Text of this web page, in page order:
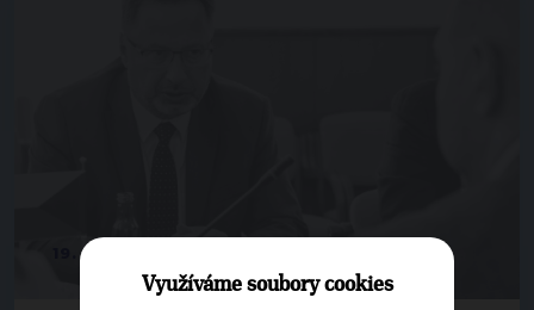
19. 12. 2025
Využíváme soubory cookies